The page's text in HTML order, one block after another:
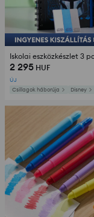
2 295 HUF
ÚJ
Csillagok háborúja
Disney